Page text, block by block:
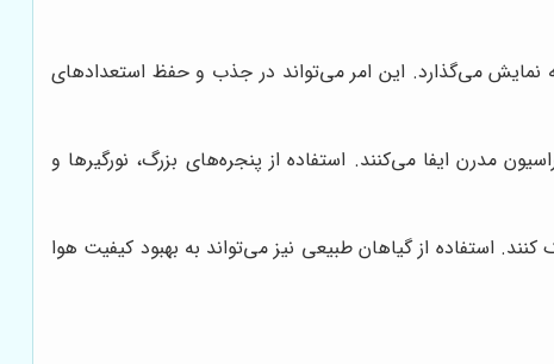
نمایش می‌گذارد. این امر می‌تواند در جذب و حفظ استعدادهای
مدرن ایفا می‌کنند. استفاده از پنجره‌های بزرگ، نورگیرها و
استفاده از گیاهان طبیعی نیز می‌تواند به بهبود کیفیت هوا